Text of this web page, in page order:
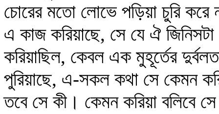
চোরের মতো লোভে পড়িয়া চুরি করে
এ কাজ করিয়াছে, সে যে ঐ জিনিসটা
করিয়াছিল, কেবল এক মুহূর্তের
পুরিয়াছে, এ-সকল কথা সে কেমন
তবে সে কী। কেমন করিয়া বলিবে